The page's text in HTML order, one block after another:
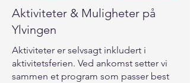
Aktiviteter & Muligheter på
Ylvingen
Aktiviteter er selvsagt inkludert i
aktivitetsferien. Ved ankomst setter vi
sammen et program som passer best